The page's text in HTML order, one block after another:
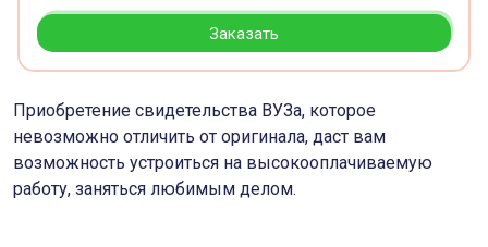
Заказать
Приобретение свидетельства ВУЗа, которое
невозможно отличить от оригинала, даст вам
возможность устроиться на высокооплачиваемую
работу, заняться любимым делом.